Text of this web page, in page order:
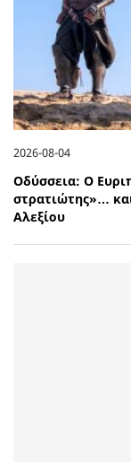
2026-08-04
Οδύσσεια: Ο
στρατιώτης»…
Αλεξίου